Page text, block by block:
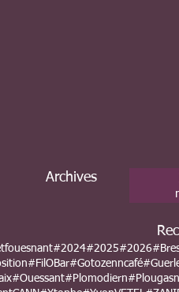
Archives
#2024#2025#2026
#FilOBar#Gotozenncafé
#Ouessant#Plomodiern